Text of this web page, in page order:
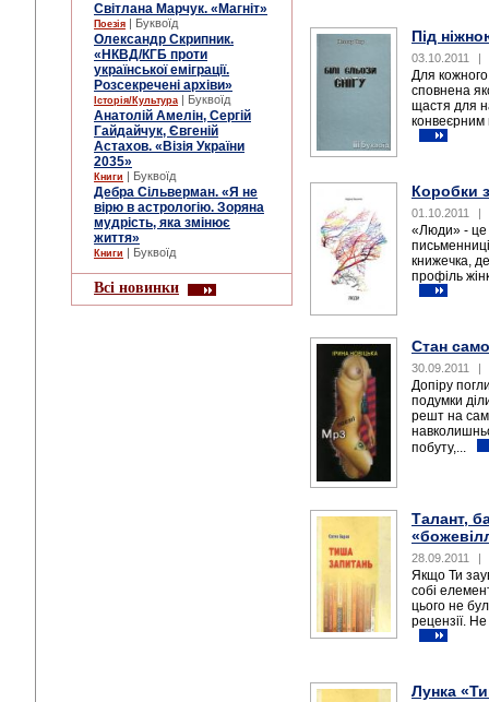
Світлана Марчук. «Магніт»
Поезія | Буквоїд
Олександр Скрипник.
«НКВД/КГБ проти
української еміграції.
Розсекречені архіви»
Історія/Культура | Буквоїд
Анатолій Амелін, Сергій
Гайдайчук, Євгеній
Астахов. «Візія України
2035»
Книги | Буквоїд
Дебра Сільверман. «Я не
вірю в астрологію. Зоряна
мудрість, яка змінює
життя»
Книги | Буквоїд
Всі новинки
Під
03.10.2011 |
Для кожного
сповнена
щастя для
Коробки
01.10.2011 |
«Люди» - це
книжечка,
профіль
Стан
30.09.2011
Допіру
подумки
решт на
побуту,...
Талант,
28.09.2011
Якщо Ти
собі
цього не
рецензії.
Лунка